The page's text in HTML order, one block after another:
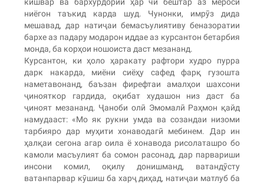
ниёгон таъкид карда шуд. Чунонки, имрӯз дида
мешавад, дар натиҷаи бемасъулиятиву беназоратии
бархе аз падару модарон иддае аз курсантон бетарбия
монда, ба корҳои ношоиста даст мезананд.
Курсантон, ки ҳоло ҳаракату рафтори худро пурра
дарк накарда, миёни сиёҳу сафед фарқ гузошта
наметавонанд, баъзан фирефтаи амалҳои шахсони
ҷинояткор гардида, оқибат худашон низ даст ба
ҷиноят мезананд. Ҷаноби олӣ Эмомалӣ Раҳмон қайд
намудааст: «Мо як рукни умда ва созандаи низоми
тарбияро дар муҳити хонаводагӣ мебинем. Дар ин
ҳалқаи сегона агар оила ё хонавода рисолаташро бо
камоли масъулият ба сомон расонад, дар парвариши
инсони комил, оқилу донишманд, ватандӯсту
ватанпарвар кӯшиш ба харҷ диҳад, натиҷаи матлуб ба